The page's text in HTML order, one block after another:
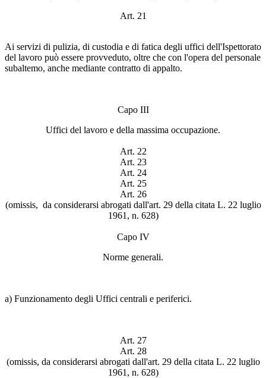
Art. 21
Ai servizi di pulizia, di custodia e di fatica degli uffici dell'Ispettorato
del lavoro può essere provveduto, oltre che con l'opera del personale
subaltemo, anche mediante contratto di appalto.
Capo III
Uffici del lavoro e della massima occupazione.
Art. 22
Art. 23
Art. 24
Art. 25
Art. 26
(omissis, da considerarsi abrogati dall'art. 29 della citata L. 22 luglio
1961, n. 628)
Capo IV
Norme generali.
a) Funzionamento degli Uffici centrali e periferici.
Art. 27
Art. 28
(omissis, da considerarsi abrogati dall'art. 29 della citata L. 22 luglio
1961, n. 628)